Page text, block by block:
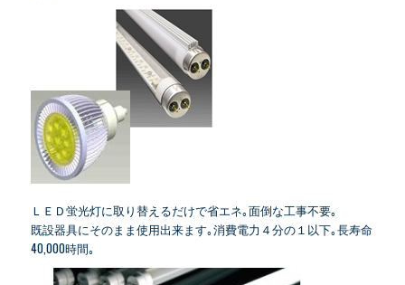
ＬＥＤ蛍光灯に取り替えるだけで省エネ｡面倒な工事不要｡
既設器具にそのまま使用出来ます｡消費電力４分の１以下｡長寿命
40,000時間｡